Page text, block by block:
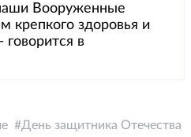
Вооруженные
здоровья и
говорится в
День защитника Отечества